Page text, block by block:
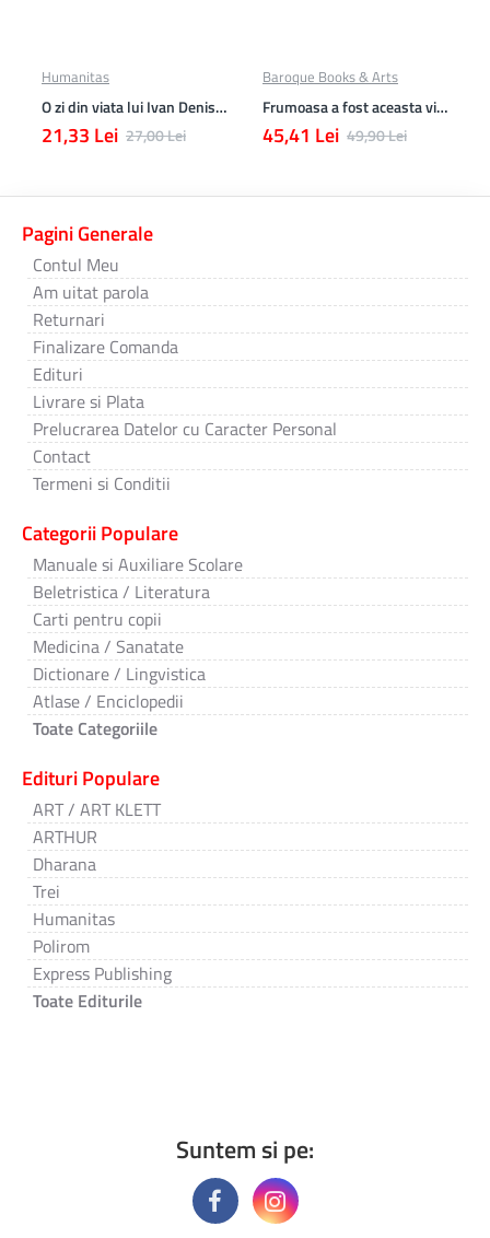
Humanitas
O zi din viata lui Ivan Denisovici
21,33 Lei 27,00 Lei
Baroque Books & Arts
Frumoasa a fost aceasta viata. totusi.
45,41 Lei 49,90 Lei
Pagini Generale
Contul Meu
Am uitat parola
Returnari
Finalizare Comanda
Edituri
Livrare si Plata
Prelucrarea Datelor cu Caracter Personal
Contact
Termeni si Conditii
Categorii Populare
Manuale si Auxiliare Scolare
Beletristica / Literatura
Carti pentru copii
Medicina / Sanatate
Dictionare / Lingvistica
Atlase / Enciclopedii
Toate Categoriile
Edituri Populare
ART / ART KLETT
ARTHUR
Dharana
Trei
Humanitas
Polirom
Express Publishing
Toate Editurile
Suntem si pe: